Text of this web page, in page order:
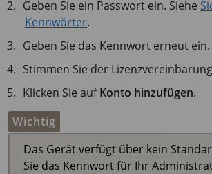
Geben Sie ein Passwort ein. Siehe
Kennwörter.
Geben Sie das Kennwort erneut ein.
Stimmen Sie der
Klicken Sie aufKonto hinzufügen.
Wichtig
Das Gerät verfügt über kein
Sie das Kennwort für Ihr